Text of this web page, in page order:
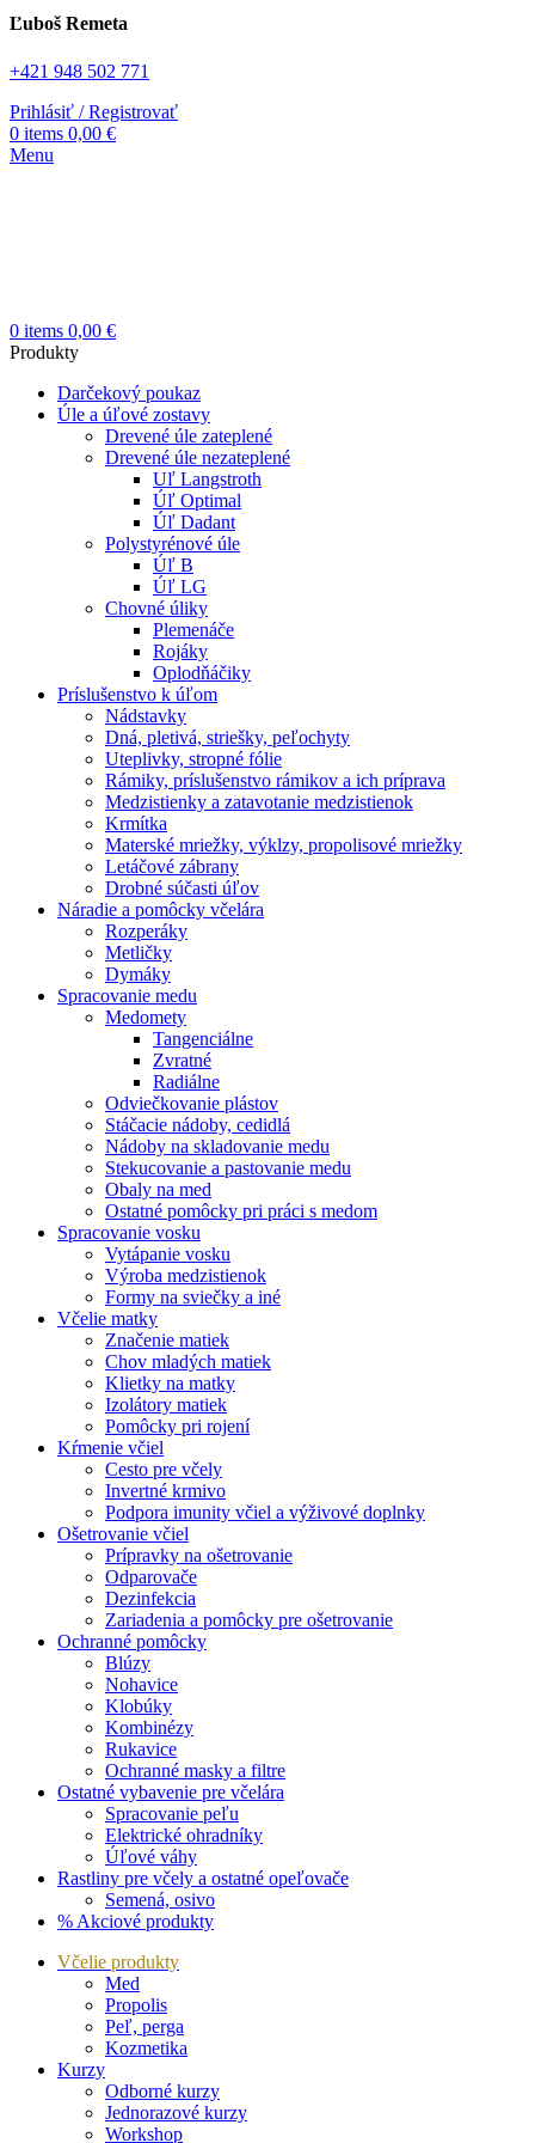
Ľuboš Remeta
+421 948 502 771
Prihlásiť / Registrovať
0 items 0,00 €
Menu
0 items 0,00 €
Produkty
Darčekový poukaz
Úle a úľové zostavy
Drevené úle zateplené
Drevené úle nezateplené
Uľ Langstroth
Úľ Optimal
Úľ Dadant
Polystyrénové úle
Úľ B
Úľ LG
Chovné úliky
Plemenáče
Rojáky
Oplodňáčiky
Príslušenstvo k úľom
Nádstavky
Dná, pletivá, striešky, peľochyty
Uteplivky, stropné fólie
Rámiky, príslušenstvo rámikov a ich príprava
Medzistienky a zatavotanie medzistienok
Krmítka
Materské mriežky, výklzy, propolisové mriežky
Letáčové zábrany
Drobné súčasti úľov
Náradie a pomôcky včelára
Rozperáky
Metličky
Dymáky
Spracovanie medu
Medomety
Tangenciálne
Zvratné
Radiálne
Odviečkovanie plástov
Stáčacie nádoby, cedidlá
Nádoby na skladovanie medu
Stekucovanie a pastovanie medu
Obaly na med
Ostatné pomôcky pri práci s medom
Spracovanie vosku
Vytápanie vosku
Výroba medzistienok
Formy na sviečky a iné
Včelie matky
Značenie matiek
Chov mladých matiek
Klietky na matky
Izolátory matiek
Pomôcky pri rojení
Kŕmenie včiel
Cesto pre včely
Invertné krmivo
Podpora imunity včiel a výživové doplnky
Ošetrovanie včiel
Prípravky na ošetrovanie
Odparovače
Dezinfekcia
Zariadenia a pomôcky pre ošetrovanie
Ochranné pomôcky
Blúzy
Nohavice
Klobúky
Kombinézy
Rukavice
Ochranné masky a filtre
Ostatné vybavenie pre včelára
Spracovanie peľu
Elektrické ohradníky
Úľové váhy
Rastliny pre včely a ostatné opeľovače
Semená, osivo
% Akciové produkty
Včelie produkty
Med
Propolis
Peľ, perga
Kozmetika
Kurzy
Odborné kurzy
Jednorazové kurzy
Workshop